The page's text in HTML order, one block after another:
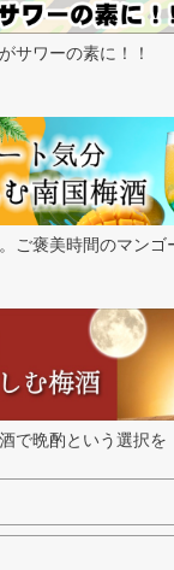
サワーの素に！！
ご褒美時間のマンゴ
で晩酌という選択を